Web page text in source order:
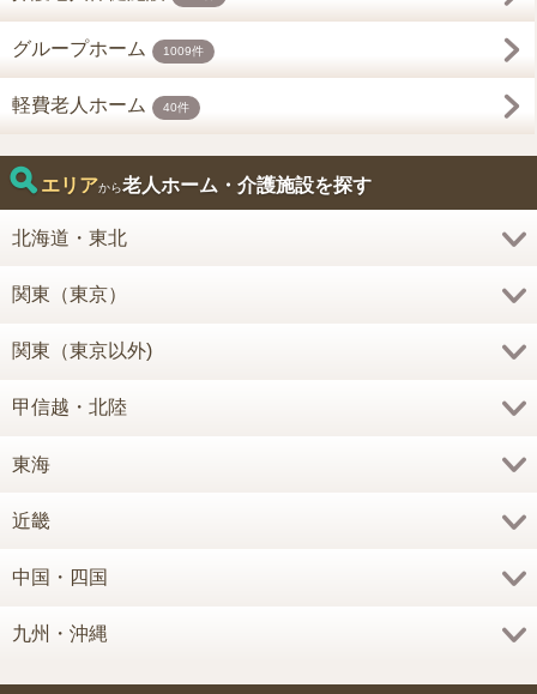
グループホーム 1009件
軽費老人ホーム 40件
エリアから老人ホーム・介護施設を探す
北海道・東北
関東（東京）
関東（東京以外)
甲信越・北陸
東海
近畿
中国・四国
九州・沖縄